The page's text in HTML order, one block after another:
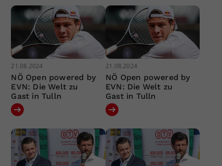
21.08.2024
NÖ Open powered by
EVN: Die Welt zu
Gast in Tulln
21.08.2024
NÖ Open powered by
EVN: Die Welt zu
Gast in Tulln